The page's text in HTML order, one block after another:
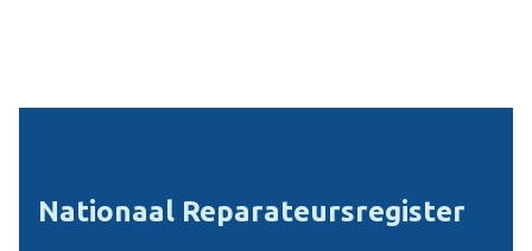
Nationaal Reparateursregister